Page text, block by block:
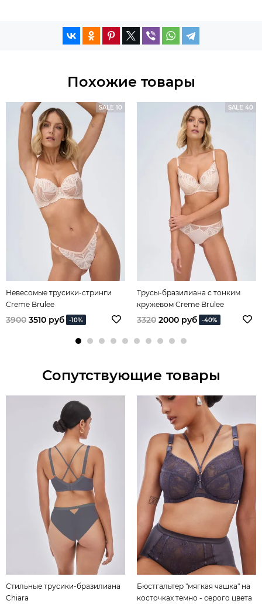
Похожие товары
SALE 10
Невесомые трусики-стринги
Creme Brulee
3900 3510 руб -10%
SALE 40
Трусы-бразилиана с тонким
кружевом Creme Brulee
3320 2000 руб -40%
Сопутствующие товары
Стильные трусики-бразилиана
Chiara
Бюстгальтер "мягкая чашка" на
косточках темно - серого цвета